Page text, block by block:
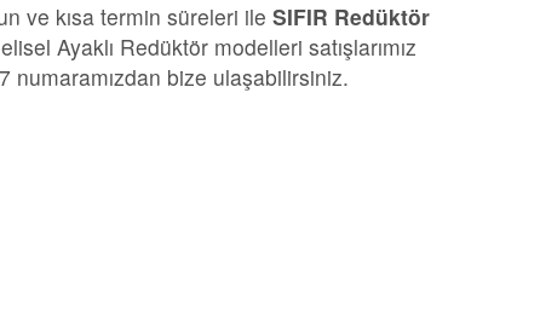
ve kısa termin süreleri ile SIFIR Redüktör
Ayaklı Redüktör modelleri satışlarımız
numaramızdan bize ulaşabilirsiniz.